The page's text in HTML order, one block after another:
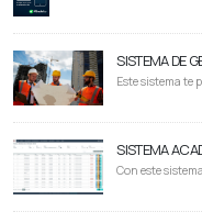
SISTEMA DE
Este sistema te
SISTEMA
Con este